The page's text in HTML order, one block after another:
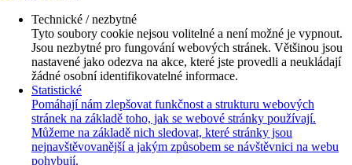
Technické / nezbytné
Tyto soubory cookie nejsou volitelné a není možné je vypnout.
Jsou nezbytné pro fungování webových stránek. Většinou jsou
nastavené jako odezva na akce, které jste provedli a neukládají
žádné osobní identifikovatelné informace.
Statistické
Pomáhají nám zlepšovat funkčnost a strukturu webových
stránek na základě toho, jak se webové stránky používají.
Můžeme na základě nich sledovat, které stránky jsou
nejnavštěvovanější a jakým způsobem se návštěvnici na webu
pohybují.